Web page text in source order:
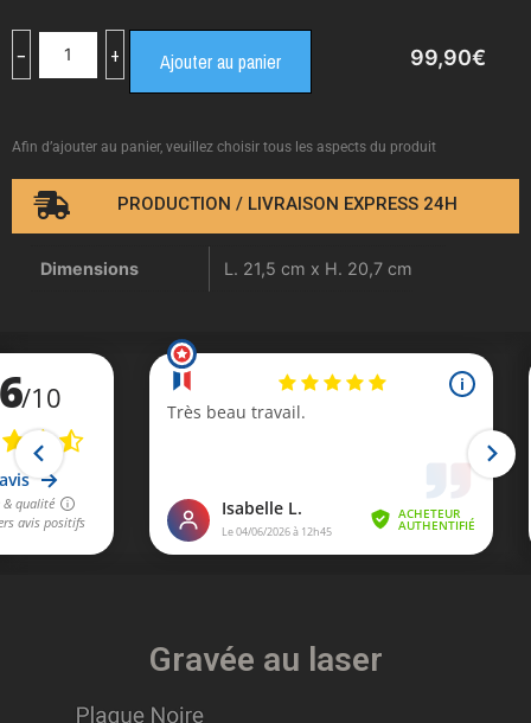
99,90€
− + Ajouter au panier
Afin d’ajouter au panier, veuillez choisir tous les aspects du produit
PRODUCTION / LIVRAISON EXPRESS 24H
Dimensions L. 21,5 cm x H. 20,7 cm
Gravée au laser